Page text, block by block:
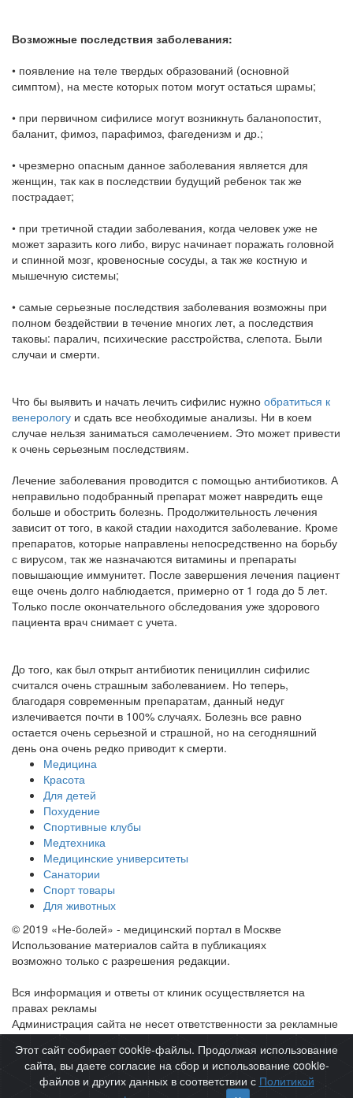
Возможные последствия заболевания:
• появление на теле твердых образований (основной
симптом), на месте которых потом могут остаться шрамы;
• при первичном сифилисе могут возникнуть баланопостит,
баланит, фимоз, парафимоз, фагеденизм и др.;
• чрезмерно опасным данное заболевания является для
женщин, так как в последствии будущий ребенок так же
пострадает;
• при третичной стадии заболевания, когда человек уже не
может заразить кого либо, вирус начинает поражать головной
и спинной мозг, кровеносные сосуды, а так же костную и
мышечную системы;
• самые серьезные последствия заболевания возможны при
полном бездействии в течение многих лет, а последствия
таковы: паралич, психические расстройства, слепота. Были
случаи и смерти.
Что бы выявить и начать лечить сифилис нужно обратиться к
венерологу и сдать все необходимые анализы. Ни в коем
случае нельзя заниматься самолечением. Это может привести
к очень серьезным последствиям.
Лечение заболевания проводится с помощью антибиотиков. А
неправильно подобранный препарат может навредить еще
больше и обострить болезнь. Продолжительность лечения
зависит от того, в какой стадии находится заболевание. Кроме
препаратов, которые направлены непосредственно на борьбу
с вирусом, так же назначаются витамины и препараты
повышающие иммунитет. После завершения лечения пациент
еще очень долго наблюдается, примерно от 1 года до 5 лет.
Только после окончательного обследования уже здорового
пациента врач снимает с учета.
До того, как был открыт антибиотик пенициллин сифилис
считался очень страшным заболеванием. Но теперь,
благодаря современным препаратам, данный недуг
излечивается почти в 100% случаях. Болезнь все равно
остается очень серьезной и страшной, но на сегодняшний
день она очень редко приводит к смерти.
Медицина
Красота
Для детей
Похудение
Спортивные клубы
Медтехника
Медицинские университеты
Санатории
Спорт товары
Для животных
© 2019 «Не-болей» - медицинский портал в Москве
Использование материалов сайта в публикациях
возможно только с разрешения редакции.
Вся информация и ответы от клиник осуществляется на
правах рекламы
Администрация сайта не несет ответственности за рекламные
материалы и отзывы.
Этот сайт собирает cookie-файлы. Продолжая использование
сайта, вы даете согласие на сбор и использование cookie-
файлов и других данных в соответствии с Политикой